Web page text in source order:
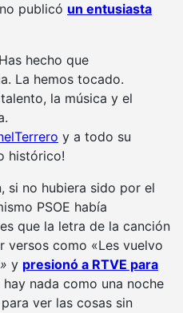
publicó un entusiasta
hecho que
La hemos tocado.
la música y el
y a todo su
histórico!
si no hubiera sido por el
PSOE había
que la letra de la canción
como «Les vuelvo
y presionó a RTVE para
hay nada como una noche
para ver las cosas sin